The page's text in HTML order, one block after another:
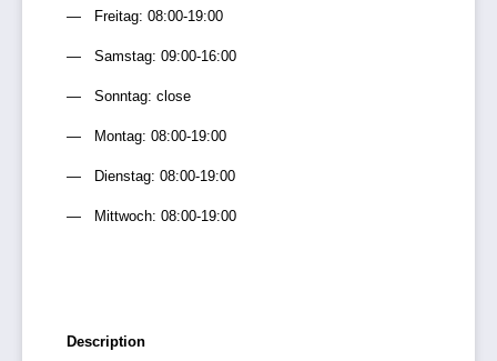
Freitag: 08:00-19:00
Samstag: 09:00-16:00
Sonntag: close
Montag: 08:00-19:00
Dienstag: 08:00-19:00
Mittwoch: 08:00-19:00
Description